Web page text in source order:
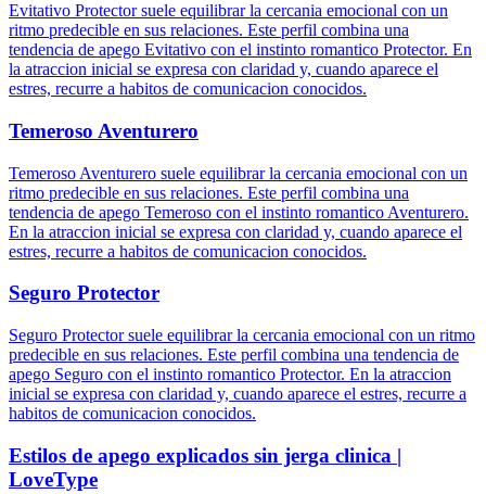
Evitativo Protector suele equilibrar la cercania emocional con un
ritmo predecible en sus relaciones. Este perfil combina una
tendencia de apego Evitativo con el instinto romantico Protector. En
la atraccion inicial se expresa con claridad y, cuando aparece el
estres, recurre a habitos de comunicacion conocidos.
Temeroso Aventurero
Temeroso Aventurero suele equilibrar la cercania emocional con un
ritmo predecible en sus relaciones. Este perfil combina una
tendencia de apego Temeroso con el instinto romantico Aventurero.
En la atraccion inicial se expresa con claridad y, cuando aparece el
estres, recurre a habitos de comunicacion conocidos.
Seguro Protector
Seguro Protector suele equilibrar la cercania emocional con un ritmo
predecible en sus relaciones. Este perfil combina una tendencia de
apego Seguro con el instinto romantico Protector. En la atraccion
inicial se expresa con claridad y, cuando aparece el estres, recurre a
habitos de comunicacion conocidos.
Estilos de apego explicados sin jerga clinica |
LoveType